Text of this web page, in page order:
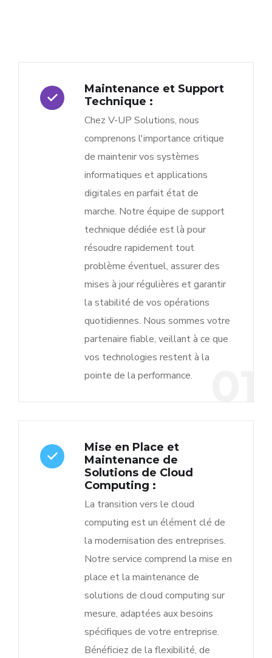
Maintenance et Support
Technique :
Chez V-UP Solutions, nous
comprenons l'importance critique
de maintenir vos systèmes
informatiques et applications
digitales en parfait état de
marche. Notre équipe de support
technique dédiée est là pour
résoudre rapidement tout
problème éventuel, assurer des
mises à jour régulières et garantir
la stabilité de vos opérations
quotidiennes. Nous sommes votre
partenaire fiable, veillant à ce que
vos technologies restent à la
pointe de la performance.
Mise en Place et
Maintenance de
Solutions de Cloud
Computing :
La transition vers le cloud
computing est un élément clé de
la modernisation des entreprises.
Notre service comprend la mise en
place et la maintenance de
solutions de cloud computing sur
mesure, adaptées aux besoins
spécifiques de votre entreprise.
Bénéficiez de la flexibilité, de